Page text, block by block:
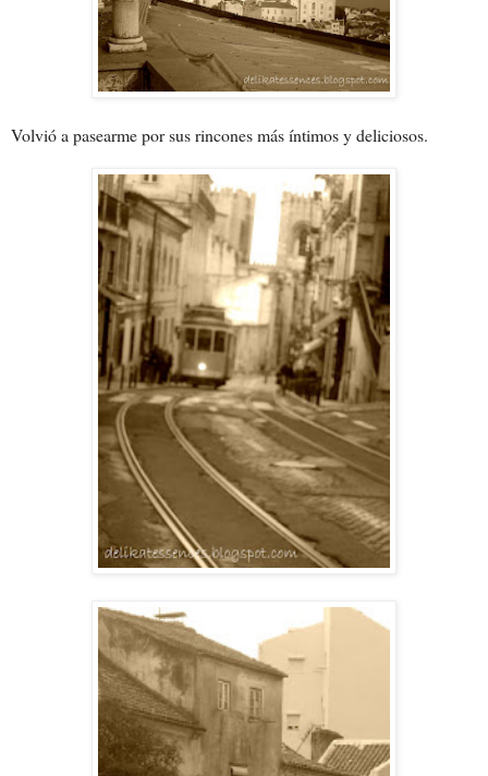
Volvió a pasearme por sus rincones más íntimos y deliciosos.